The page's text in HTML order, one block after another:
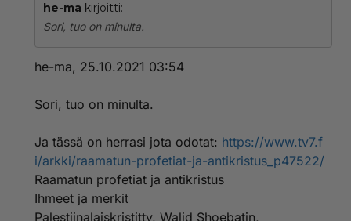
he-ma kirjoitti:
Sori, tuo on minulta.
he-ma, 25.10.2021 03:54
Sori, tuo on minulta.
Ja tässä on herrasi jota odotat: https://www.tv7.f
i/arkki/raamatun-profetiat-ja-antikristus_p47522/
Raamatun profetiat ja antikristus
Ihmeet ja merkit
Palestiinalaiskristitty, Walid Shoebatin,